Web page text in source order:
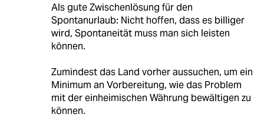
Als gute Zwischenlösung für den
Spontanurlaub: Nicht hoffen, dass es billiger
wird, Spontaneität muss man sich leisten
können.
Zumindest das Land vorher aussuchen, um ein
Minimum an Vorbereitung, wie das Problem
mit der einheimischen Währung bewältigen zu
können.